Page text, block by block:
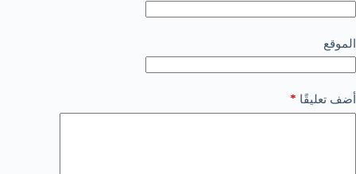
الموقع
أضف تعليقًا *